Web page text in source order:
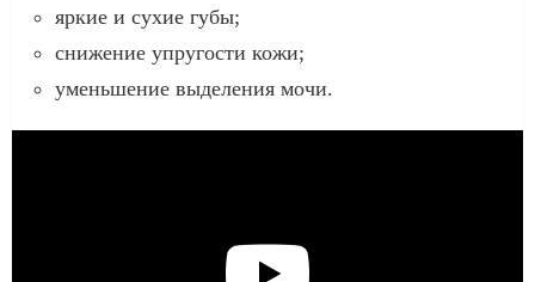
яркие и сухие губы;
снижение упругости кожи;
уменьшение выделения мочи.